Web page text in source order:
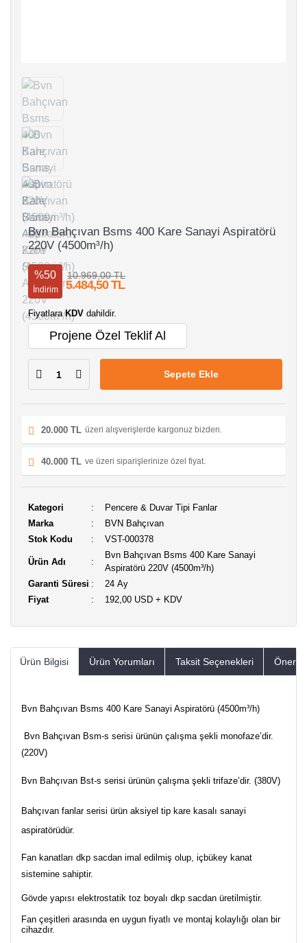
Bvn Bahçıvan Bsms 400 Kare Sanayi Aspiratörü
220V (4500m³/h)
%50
İndirim
10.969,00 TL
5.484,50 TL
FiyatlaraKDV dahildir.
Projene Özel Teklif Al
Sepete Ekle
20.000 TL üzeri alışverişlerde kargonuz bizden.
40.000 TL ve üzeri siparişlerinize özel fiyat.
Kategori
Pencere & Duvar Tipi Fanlar
Marka
BVN Bahçıvan
Stok Kodu
VST-000378
Ürün Adı
Bvn Bahçıvan Bsms 400 Kare Sanayi
Aspiratörü 220V (4500m³/h)
Garanti Süresi
24 Ay
Fiyat
192,00 USD + KDV
Ürün Bilgisi Ürün Yorumları Taksit Seçenekleri
Bvn Bahçıvan Bsms 400 Kare Sanayi Aspiratörü (4500m³/h)
Bvn Bahçıvan Bsm-s serisi ürünün çalışma şekli monofaze’dir.
(220V)
Bvn Bahçıvan Bst-s serisi ürünün çalışma şekli trifaze’dir. (380V)
Bahçıvan fanlar serisi ürün aksiyel tip kare kasalı sanayi
aspiratörüdür.
Fan kanatları dkp sacdan imal edilmiş olup, içbükey kanat
sistemine sahiptir.
Gövde yapısı elektrostatik toz boyalı dkp sacdan üretilmiştir.
Fan çeşitleri arasında en uygun fiyatlı ve montaj kolaylığı olan bir
cihazdır.